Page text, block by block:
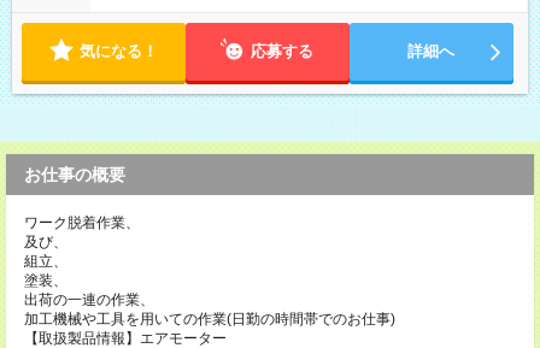
気になる！ 応募する 詳細へ
お仕事の概要
ワーク脱着作業、
及び、
組立、
塗装、
出荷の一連の作業、
加工機械や工具を用いての作業(日勤の時間帯でのお仕事)
【取扱製品情報】エアモーター